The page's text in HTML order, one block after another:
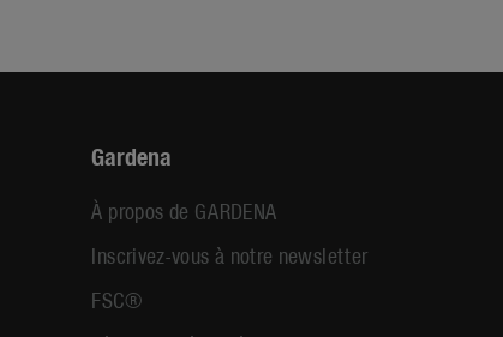
Gardena
À propos de GARDENA
Inscrivez-vous à notre newsletter
FSC®